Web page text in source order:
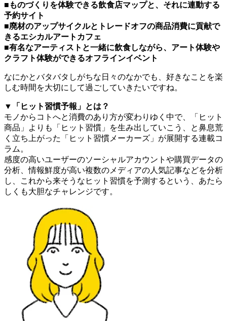
■ものづくりを体験できる飲食店マップと、それに連動する
予約サイト
■廃材のアップサイクルとトレードオフの商品消費に貢献で
きるエシカルアートカフェ
■有名なアーティストと一緒に飲食しながら、アート体験や
クラフト体験ができるオフラインイベント
なにかとバタバタしがちな日々のなかでも、好きなことを楽
しむ時間を大切にして過ごしていきたいですね。
▼「ヒット習慣予報」とは？
モノからコトへと消費のあり方が変わりゆく中で、「ヒット
商品」よりも「ヒット習慣」を生み出していこう、と鼻息荒
く立ち上がった「ヒット習慣メーカーズ」が展開する連載コ
ラム。
感度の高いユーザーのソーシャルアカウントや購買データの
分析、情報鮮度が高い複数のメディアの人気記事などを分析
し、これから来そうなヒット習慣を予測するという、あたら
しくも大胆なチャレンジです。